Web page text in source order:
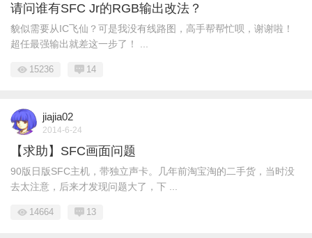
请问谁有SFC Jr的RGB输出改法？
貌似需要从IC飞仙？可是我没有线路图，高手帮帮忙呗，谢谢啦！
超任最强输出就差这一步了！ ...
15236 14
jiajia02
2014-6-24
【求助】SFC画面问题
90版日版SFC主机，带独立声卡。几年前淘宝淘的二手货，当时没
去太注意，后来才发现问题大了，下 ...
14664 13